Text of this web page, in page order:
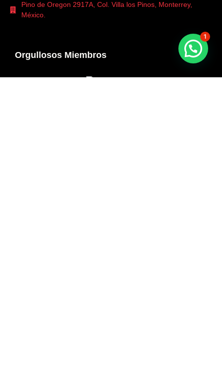
Pino de Oregon 2917A, Col. Villa los Pinos, Monterrey,
México.
Orgullosos Miembros
1